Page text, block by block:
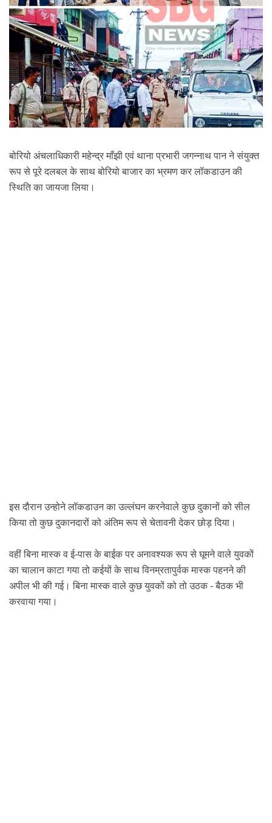
बोरियो अंचलाधिकारी महेन्द्र माँझी एवं थाना प्रभारी जगन्नाथ पान ने संयुक्त
रूप से पूरे दलबल के साथ बोरियो बाजार का भ्रमण कर लॉकडाउन की
स्थिति का जायजालिया।
इस दौरान उन्होने लॉकडाउन का उल्लंघन करनेवाले कुछ दुकानों को सील
किया तो कुछ दुकानदारों को अंतिम रूप से चेतावनी देकर छोड़ दिया।
वहीं बिना मास्क व ई-पास के बाईक पर अनावश्यक रूपसे घूमनेवाले युवकों
का चालान काटा गया तो कईयों के साथ विनम्रतापुर्वक मास्क पहनने की
अपील भी की गई। बिना मास्क वाले कुछ युवकों को तो उठक - बैठक भी
करवाया गया।